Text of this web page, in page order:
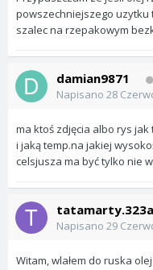
powszechniejszego uzytku
szalec na rzepakowym
damian9871
Napisano 28
ma ktoś zdjęcia albo rys
i jaką temp.na jakiej
celsjusza ma być tylko nie
tatamarty.323a
Napisano 29
Witam, wlałem do ruska